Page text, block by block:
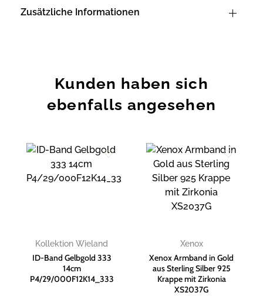
Zusätzliche Informationen
Kunden haben sich
ebenfalls angesehen
Zur
Wunschliste
Kollektion Wieland
ID-Band Gelbgold 333
14cm
P4/29/000F12K14_333
Wunschliste
hinzufügen
Xenox
Xenox Armband in Gold
aus Sterling Silber 925
Krappe mit Zirkonia
XS2037G